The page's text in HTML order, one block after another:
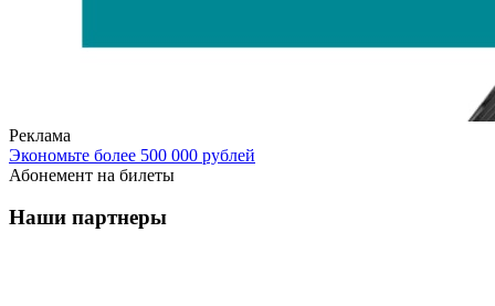
Реклама
Экономьте более 500 000 рублей
Абонемент на билеты
Наши партнеры